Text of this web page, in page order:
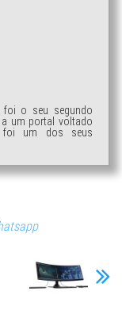
foi o seu segundo
um portal voltado
foi um dos seus